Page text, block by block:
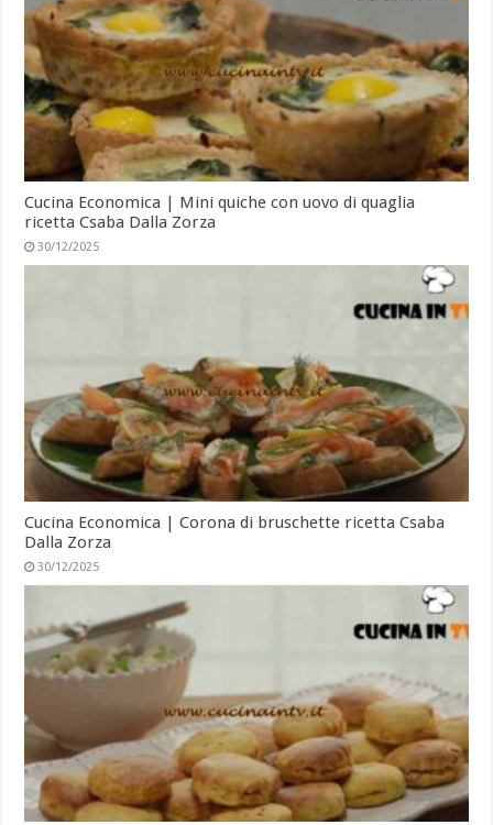
Cucina Economica | Mini quiche con uovo di quaglia
ricetta Csaba Dalla Zorza
30/12/2025
Cucina Economica | Corona di bruschette ricetta Csaba
Dalla Zorza
30/12/2025